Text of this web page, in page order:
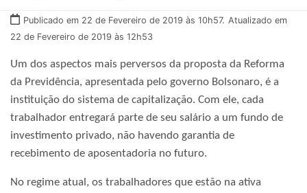
Publicado em 22 de Fevereiro de 2019 às 10h57. Atualizado em
22 de Fevereiro de 2019 às 12h53
Um dos aspectos mais perversos da proposta da Reforma
da Previdência, apresentada pelo governo Bolsonaro, é a
instituição do sistema de capitalização. Com ele, cada
trabalhador entregará parte de seu salário a um fundo de
investimento privado, não havendo garantia de
recebimento de aposentadoria no futuro.
No regime atual, os trabalhadores que estão na ativa